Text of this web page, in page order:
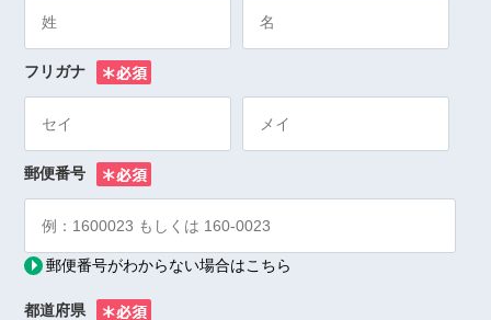
フリガナ
郵便番号
郵便番号がわからない場合はこちら
都道府県